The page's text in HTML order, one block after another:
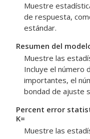
Muestre
de respuesta,
estándar.
Resumen del
Muestre las
Incluye el número
importantes, el
bondad de ajuste
Percent error
K=
Muestre las